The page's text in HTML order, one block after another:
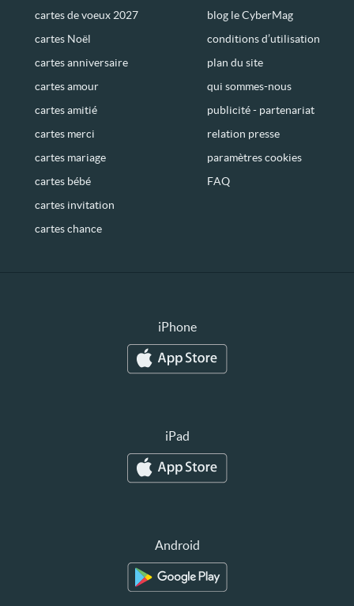
cartes de voeux 2027
cartes Noël
cartes anniversaire
cartes amour
cartes amitié
cartes merci
cartes mariage
cartes bébé
cartes invitation
cartes chance
blog le CyberMag
conditions d’utilisation
plan du site
qui sommes-nous
publicité - partenariat
relation presse
paramètres cookies
FAQ
iPhone
iPad
Android